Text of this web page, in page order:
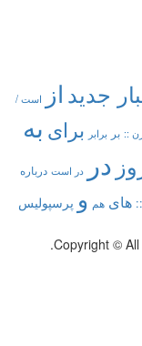
جدیداز است /
بر برابر برایبه
در در است درباره
های هم و پرسپولیس
Copyright ©